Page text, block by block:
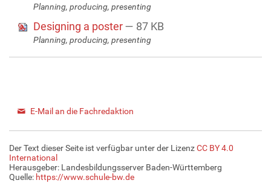
Planning, producing, presenting
Designing a poster— 87 KB
Planning, producing, presenting
E-Mail an die Fachredaktion
Der Text dieser Seite ist verfügbar unter der LizenzCC BY 4.0
International
Herausgeber: Landesbildungsserver Baden-Württemberg
Quelle: https://www.schule-bw.de